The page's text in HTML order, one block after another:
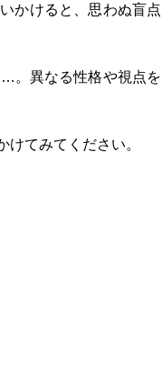
かけると、思わぬ盲点
。異なる性格や視点を
てみてください。